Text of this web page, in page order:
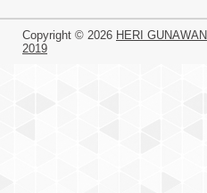
Copyright © 2026 HERI GUNAWAN
2019